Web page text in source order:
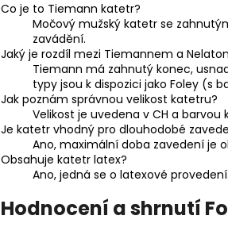
Co je to Tiemann katetr?
Močový mužský katetr se
zavádění.
Jaký je rozdíl mezi Tiemannem a
Tiemann má zahnutý konec,
typy jsou k dispozici jako Foley (s
Jak poznám správnou velikost katetru?
Velikost je uvedena v CH a barvou
Je katetr vhodný pro dlouhodobé
Ano, maximální doba zavedení je
Obsahuje katetr latex?
Ano, jedná se o latexové
Hodnocení a shrnutí